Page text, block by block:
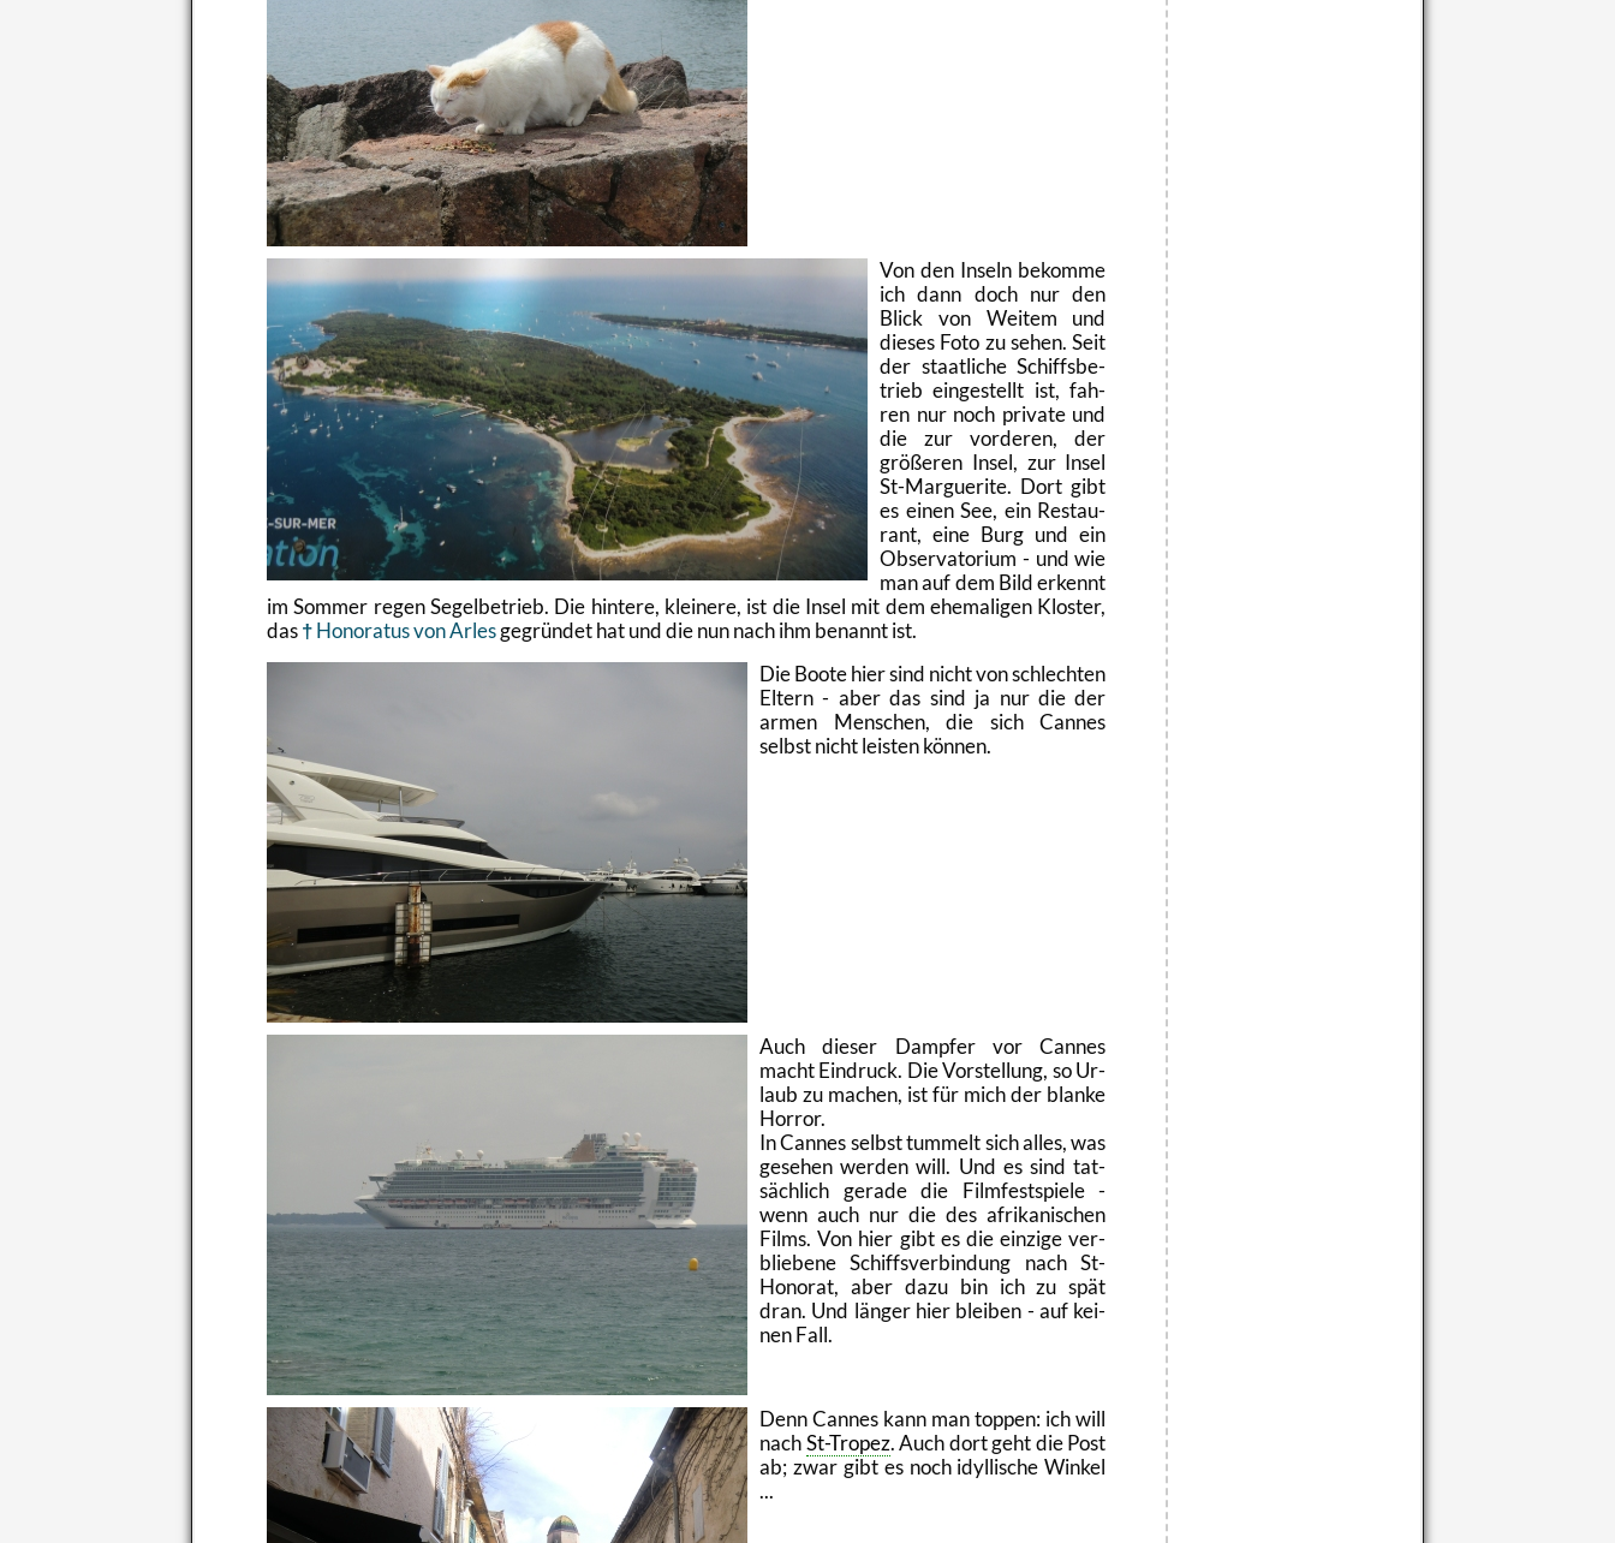
Von den In­seln be­kom­me
ich dann doch nur den
Blick von Wei­tem und
die­ses Foto zu sehen. Seit
der staat­li­che Schiffs­be­
trieb ein­ge­stellt ist, fah­
ren nur noch pri­va­te und
die zur vor­de­ren, der
grö­ße­ren Insel, zur Insel
St-Mar­gue­ri­te. Dort gibt
es einen See, ein Re­stau­
rant, eine Burg und ein
Ob­ser­va­to­ri­um - und wie
man auf dem Bild er­kennt
im Som­mer regen Se­gel­be­trieb. Die hin­te­re, klei­ne­re, ist die Insel mit dem ehe­ma­li­gen Klos­ter,
das
Ho­no­ra­tus von Arlesge­grün­det hat und die nun nach ihm be­nannt ist.
Die Boote hier sind nicht von schlech­ten
El­tern - aber das sind ja nur die der
armen Men­schen, die sich Can­nes
selbst nicht leis­ten kön­nen.
Auch die­ser Damp­fer vor Can­nes
macht Ein­druck. Die Vor­stel­lung, so Ur­
laub zu ma­chen, ist für mich der blan­ke
Hor­ror.
In Can­nes selbst tum­melt sich alles, was
ge­se­hen wer­den will. Und es sind tat­
säch­lich ge­ra­de die Film­fest­spie­le -
wenn auch nur die des afri­ka­ni­schen
Films. Von hier gibt es die ein­zi­ge ver­
blie­be­ne Schiffs­ver­bin­dung nach St-
Ho­no­rat, aber dazu bin ich zu spät
dran. Und län­ger hier blei­ben - auf kei­
nen Fall.
Denn Can­nes kann man top­pen: ich will
nachSt-Tro­pez. Auch dort geht die Post
ab; zwar gibt es noch idyl­li­sche Win­kel
...